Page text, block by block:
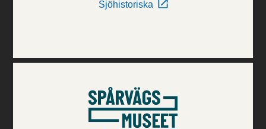
Sjöhistoriska